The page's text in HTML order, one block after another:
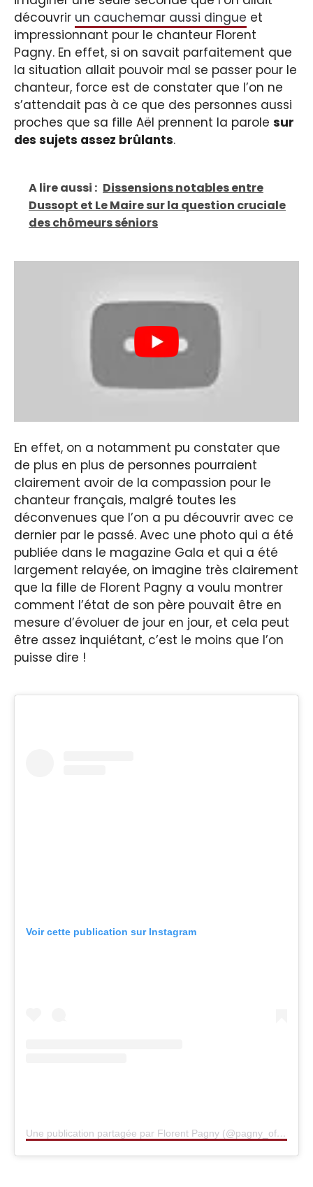
découvrir un cauchemar aussi dingue et
impressionnant pour le chanteur Florent
Pagny. En effet, si on savait parfaitement que
la situation allait pouvoir mal se passer pour le
chanteur, force est de constater que l’on ne
s’attendait pas à ce que des personnes aussi
proches que sa fille Aël prennent la parole sur
des sujets assez brûlants.
A lire aussi : Dissensions notables entre
Dussopt et Le Maire sur la question cruciale
des chômeurs séniors
En effet, on a notamment pu constater que
de plus en plus de personnes pourraient
clairement avoir de la compassion pour le
chanteur français, malgré toutes les
déconvenues que l’on a pu découvrir avec ce
dernier par le passé. Avec une photo qui a été
publiée dans le magazine Gala et qui a été
largement relayée, on imagine très clairement
que la fille de Florent Pagny a voulu montrer
comment l’état de son père pouvait être en
mesure d’évoluer de jour en jour, et cela peut
être assez inquiétant, c’est le moins que l’on
puisse dire !
Voir cette publication sur Instagram
Une publication partagée par Florent Pagny (@pagny_officiel)